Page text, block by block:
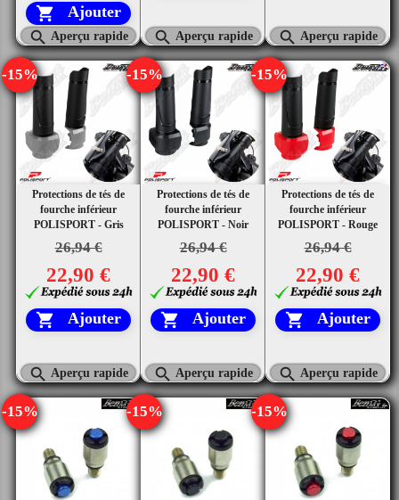
 Ajouter
 Aperçu rapide  Aperçu rapide  Aperçu rapide
Protections de tés de
fourche inférieur
POLISPORT - Gris
26,94 €
-15%
22,90 €
 Ajouter
 Aperçu rapide
Protections de tés de
fourche inférieur
POLISPORT - Noir
26,94 €
-15%
22,90 €
 Ajouter
 Aperçu rapide
Protections de tés de
fourche inférieur
POLISPORT - Rouge
26,94 €
-15%
22,90 €
 Ajouter
 Aperçu rapide
-15% -15% -15%